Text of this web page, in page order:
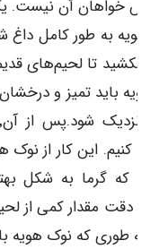
خواهان آن نیست.
بکشید تا لحیم‌های
کنیم. این کار از
که گرما به شکل
به دقت مقدار کمی از
به طوری که نوک هویه